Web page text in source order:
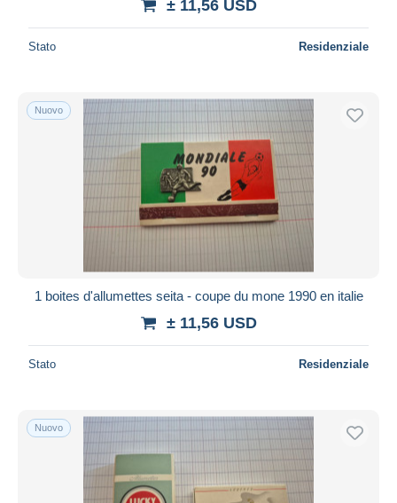
± 11,56 USD
Stato Residenziale
Nuovo
1 boites d'allumettes seita - coupe du mone 1990 en italie
± 11,56 USD
Stato Residenziale
Nuovo